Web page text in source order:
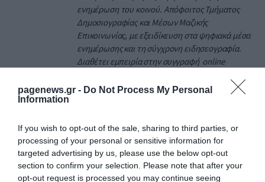
pagenews.gr - Do Not Process My Personal
Information
If you wish to opt-out of the sale, sharing to third parties, or
processing of your personal or sensitive information for
targeted advertising by us, please use the below opt-out
section to confirm your selection. Please note that after your
opt-out request is processed you may continue seeing
ενημέρωση του κοινού. Απόφοιτος Τμήματος
Δημοσιογραφίας και Μέσων Μαζικής
Επικοινωνίας, με εξειδίκευση στα ψηφιακά μέσα
ενημέρωσης και τη σύγχρονη ειδησεογραφία.
Διαθέτει εμπειρία στην συγγραφή online
ύλης και την παρακολούθηση της επικαιρότητας
ΠΡΟΒΟΛΗ ΠΡΟΦΙΛ →